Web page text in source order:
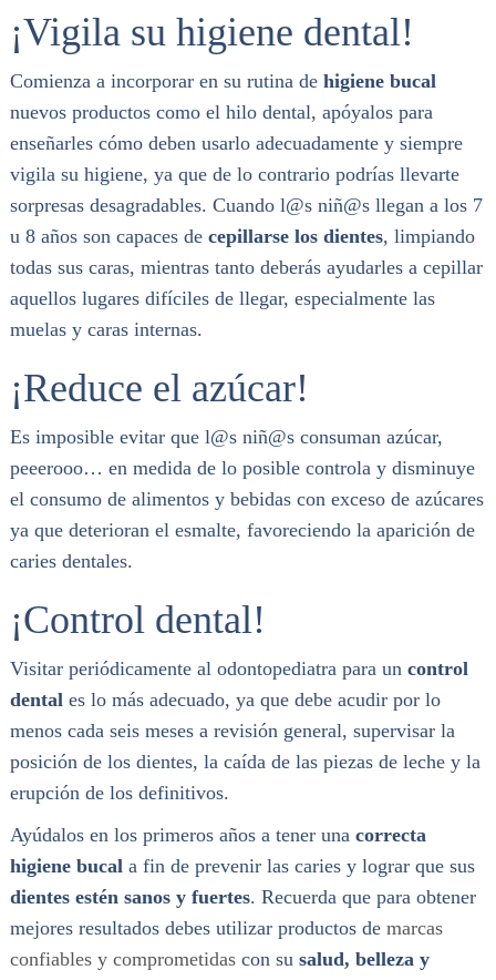
¡Vigila su higiene dental!
Comienza a incorporar en su rutina de higiene bucal
nuevos productos como el hilo dental, apóyalos para
enseñarles cómo deben usarlo adecuadamente y siempre
vigila su higiene, ya que de lo contrario podrías llevarte
sorpresas desagradables. Cuando l@s niñ@s llegan a los 7
u 8 años son capaces de cepillarse los dientes, limpiando
todas sus caras, mientras tanto deberás ayudarles a cepillar
aquellos lugares difíciles de llegar, especialmente las
muelas y caras internas.
¡Reduce el azúcar!
Es imposible evitar que l@s niñ@s consuman azúcar,
peeerooo… en medida de lo posible controla y disminuye
el consumo de alimentos y bebidas con exceso de azúcares
ya que deterioran el esmalte, favoreciendo la aparición de
caries dentales.
¡Control dental!
Visitar periódicamente al odontopediatra para un control
dental es lo más adecuado, ya que debe acudir por lo
menos cada seis meses a revisión general, supervisar la
posición de los dientes, la caída de las piezas de leche y la
erupción de los definitivos.
Ayúdalos en los primeros años a tener una correcta
higiene bucal a fin de prevenir las caries y lograr que sus
dientes estén sanos y fuertes. Recuerda que para obtener
mejores resultados debes utilizar productos de marcas
confiables y comprometidascon su salud, belleza y